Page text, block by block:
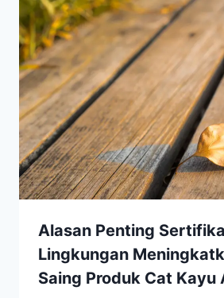
Alasan Penting
Lingkungan
Saing Produk Cat Kayu